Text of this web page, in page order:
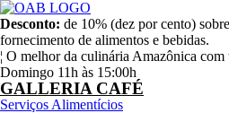
Desconto: de 10% (dez por cento)
fornecimento de alimentos e bebidas.
¦ O melhor da culinária Amazônica com
Domingo 11h às 15:00h
GALLERIA CAFÉ
Serviços Alimentícios